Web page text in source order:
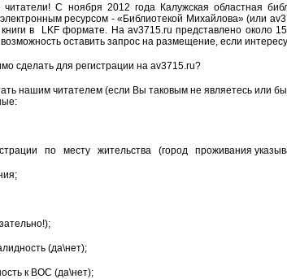
С ноября 2012 года Калужская областная
ресурсом - «Библиотекой Михайлова» (или
книги в LKF формате. На av3715.ru представлено около
оставить запрос на размещение, если
сделать для регистрации на av3715.ru?
нашим читателем (если Вы таковым не являетесь или
по месту жительства (город проживания
(да\нет);
к ВОС (да\нет);